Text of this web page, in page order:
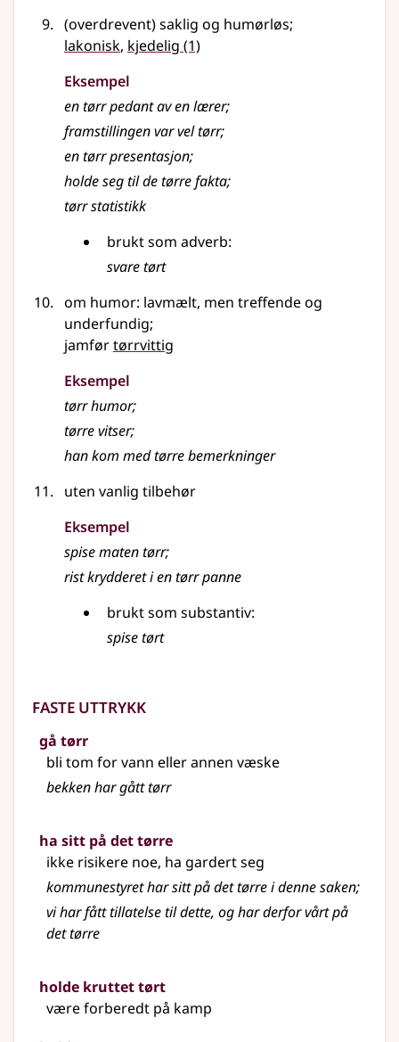
(overdrevent) saklig og humørløs;
lakonisk, kjedelig (1)
Eksempel
entørrpedant av en lærer;
framstillingen var vel tørr;
en tørr presentasjon;
holde seg til detørrefakta;
tørr statistikk
brukt som adverb:
svare tørt
om humor: lavmælt, men treffende og
underfundig;
jamførtørrvittig
Eksempel
tørrhumor;
tørre vitser;
han kom med tørre bemerkninger
uten vanlig tilbehør
Eksempel
spise maten tørr;
rist krydderet i en tørr panne
brukt som substantiv:
spise tørt
Faste uttrykk
gå tørr
bli tom for vann eller annen væske
bekken har gått tørr
ha sitt på det tørre
ikke risikere noe, ha gardert seg
kommunestyret har sitt på det tørre i denne saken;
vi har fått tillatelse til dette, og har derfor vårt på
det tørre
holde kruttet tørt
være forberedt på kamp